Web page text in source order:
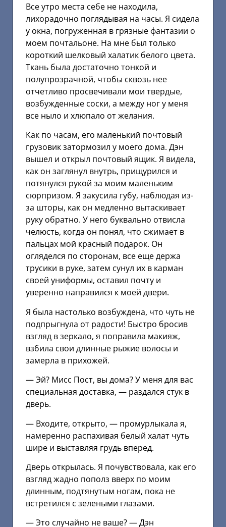
Все утро места себе не находила,
лихорадочно поглядывая на часы. Я сидела
у окна, погруженная в грязные фантазии о
моем почтальоне. На мне был только
короткий шелковый халатик белого цвета.
Ткань была достаточно тонкой и
полупрозрачной, чтобы сквозь нее
отчетливо просвечивали мои твердые,
возбужденные соски, а между ног у меня
все ныло и хлюпало от желания.
Как по часам, его маленький почтовый
грузовик затормозил у моего дома. Дэн
вышел и открыл почтовый ящик. Я видела,
как он заглянул внутрь, прищурился и
потянулся рукой за моим маленьким
сюрпризом. Я закусила губу, наблюдая из-
за шторы, как он медленно вытаскивает
руку обратно. У него буквально отвисла
челюсть, когда он понял, что сжимает в
пальцах мой красный подарок. Он
огляделся по сторонам, все еще держа
трусики в руке, затем сунул их в карман
своей униформы, оставил почту и
уверенно направился к моей двери.
Я была настолько возбуждена, что чуть не
подпрыгнула от радости! Быстро бросив
взгляд в зеркало, я поправила макияж,
взбила свои длинные рыжие волосы и
замерла в прихожей.
— Эй? Мисс Пост, вы дома? У меня для вас
специальная доставка, — раздался стук в
дверь.
— Входите, открыто, — промурлыкала я,
намеренно распахивая белый халат чуть
шире и выставляя грудь вперед.
Дверь открылась. Я почувствовала, как его
взгляд жадно пополз вверх по моим
длинным, подтянутым ногам, пока не
встретился с зелеными глазами.
— Это случайно не ваше? — Дэн